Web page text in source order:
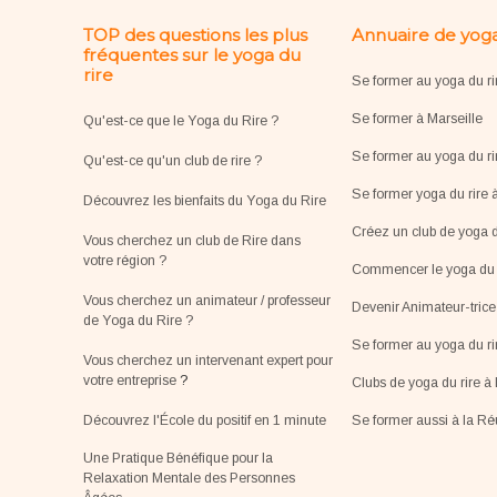
TOP des questions les plus
fréquentes sur le yoga du
rire
Qu'est-ce que le Yoga du Rire ?
Qu'est-ce qu'un club de rire ?
Découvrez les bienfaits du Yoga du Rire
Vous cherchez un club de Rire dans
votre région ?
Vous cherchez un animateur / professeur
de Yoga du Rire ?
Vous cherchez un intervenant expert pour
votre entreprise?
Découvrez l'École du positif en 1 minute
Une Pratique Bénéfique pour la
Relaxation Mentale des Personnes
Annuaire de
Se former au yoga du
Se former à Marseille
Se former au yoga du
Se former yoga du rire
Créez un club de yoga
Commencer le yoga
Devenir Animateur-
Se former au yoga du
Clubs de yoga du rire à
Se former aussi à la